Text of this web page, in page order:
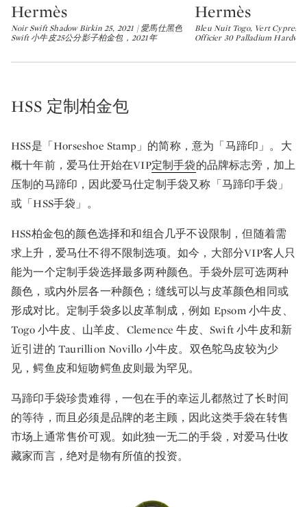
Type: lot
Hermès
Noir Swift Shadow Birkin 25, 2021 | 愛馬仕黑色
Swift 小牛皮25公分影子柏金包，2021年
Type: lot
Hermès
Bleu Nuit Togo, Vert Cypres
Officier 30 Palladium
HSS 定制柏金包
HSS是「Horseshoe Stamp」的简称，意为「马蹄印」。大
概十年前，爱马仕开始在VIP定制手袋的品牌标志旁，加上
压制的马蹄印，因此爱马仕定制手袋又称「马蹄印手袋」
或「HSS手袋」。
HSS柏金包的颜色选择和和组合几乎不设限制，但随着需
求上升，爱马仕不得不限制选项。如今，大部分VIP客人只
能为一个定制手袋选择最多两种颜色。手袋外层可选两种
颜色，或内外层各一种颜色；缝线可以与皮革颜色相同或
形成对比。定制手袋多以皮革制成，例如 Epsom 小牛皮、
Togo 小牛皮、山羊皮、Clemence 牛皮、Swift 小牛皮和新
近引进的 Taurillion Novillo 小牛皮。双色鸵鸟皮较为少
见，鳄鱼皮和短吻鳄鱼皮则最为罕见。
马蹄印手袋珍贵难得，一包在手的幸运儿都熬过了长时间
的等待，而且必须是品牌的老主顾，因此这类手袋在转售
市场上通常售价可观。如此独一无二的手袋，对爱马仕收
藏家而言，绝对是物有所值的投资。